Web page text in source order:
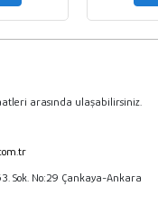
arasında ulaşabilirsiniz.
Sok. No:29 Çankaya-Ankara